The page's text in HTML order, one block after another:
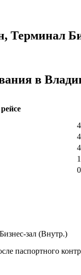
Терминал
в
0
зал (Внутр.)
паспортного